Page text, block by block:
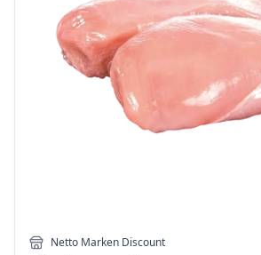
Netto Marken Discount